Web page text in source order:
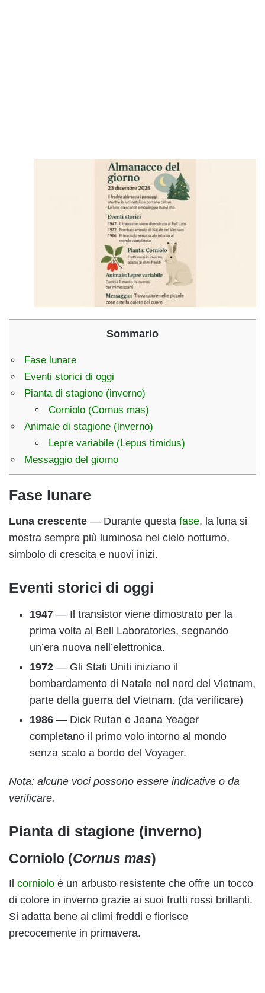
Sommario
Fase lunare
Eventi storici di oggi
Pianta di stagione (inverno)
Corniolo (Cornus mas)
Animale di stagione (inverno)
Lepre variabile (Lepus timidus)
Messaggio del giorno
Fase lunare
Luna crescente — Durante questa fase, la luna si
mostra sempre più luminosa nel cielo notturno,
simbolo di crescita e nuovi inizi.
Eventi storici di oggi
1947 — Il transistor viene dimostrato per la
prima volta al Bell Laboratories, segnando
un’era nuova nell’elettronica.
1972 — Gli Stati Uniti iniziano il
bombardamento di Natale nel nord del Vietnam,
parte della guerra del Vietnam. (da verificare)
1986 — Dick Rutan e Jeana Yeager
completano il primo volo intorno al mondo
senza scalo a bordo del Voyager.
Nota: alcune voci possono essere indicative o da
verificare.
Pianta di stagione (inverno)
Corniolo (Cornus mas)
Il corniolo è un arbusto resistente che offre un tocco
di colore in inverno grazie ai suoi frutti rossi brillanti.
Si adatta bene ai climi freddi e fiorisce
precocemente in primavera.